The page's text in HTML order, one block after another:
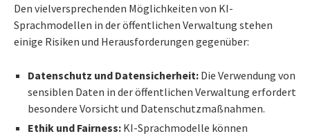
Den vielversprechenden Möglichkeiten von KI-
Sprachmodellen in der öffentlichen Verwaltung stehen
einige Risiken und Herausforderungen gegenüber:
Datenschutz und Datensicherheit: Die Verwendung von
sensiblen Daten in der öffentlichen Verwaltung erfordert
besondere Vorsicht und Datenschutzmaßnahmen.
Ethik und Fairness: KI-Sprachmodelle können